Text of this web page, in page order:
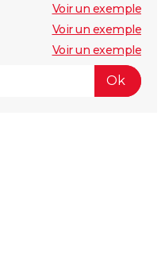
Voir un exemple
Voir un exemple
Voir un exemple